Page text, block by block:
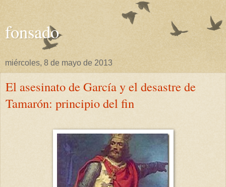
fonsado
miércoles, 8 de mayo de 2013
El asesinato de García y el desastre de
Tamarón: principio del fin